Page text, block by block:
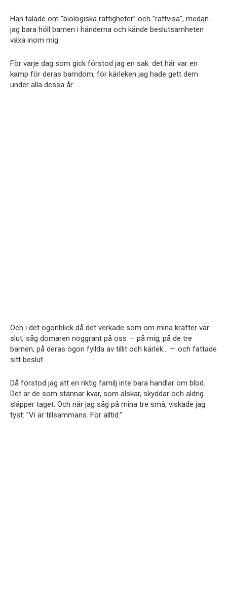
Han talade om ”biologiska rättigheter” och ”rättvisa”, medan
jag bara höll barnen i händerna och kände beslutsamheten
växa inom mig.
För varje dag som gick förstod jag en sak: det här var en
kamp för deras barndom, för kärleken jag hade gett dem
under alla dessa år.
Och i det ögonblick då det verkade som om mina krafter var
slut, såg domaren noggrant på oss — på mig, på de tre
barnen, på deras ögon fyllda av tillit och kärlek… — och fattade
sitt beslut.
Då förstod jag att en riktig familj inte bara handlar om blod.
Det är de som stannar kvar, som älskar, skyddar och aldrig
släpper taget. Och när jag såg på mina tre små, viskade jag
tyst: ”Vi är tillsammans. För alltid.”